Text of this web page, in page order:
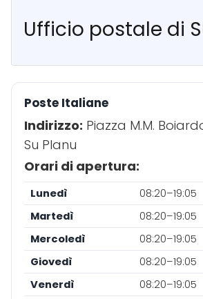
Ufficio postale di
Poste Italiane
Indirizzo: Piazza M.M.
Su Planu
Orari di apertura:
Lunedì
08:20–19:05
Martedì
08:20–19:05
Mercoledì
08:20–19:05
Giovedì
08:20–19:05
Venerdì
08:20–19:05